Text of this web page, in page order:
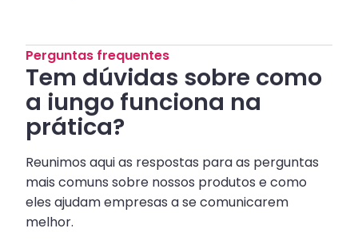
Perguntas frequentes
Tem dúvidas sobre como
a iungo funciona na
prática?
Reunimos aqui as respostas para as perguntas
mais comuns sobre nossos produtos e como
eles ajudam empresas a se comunicarem
melhor.